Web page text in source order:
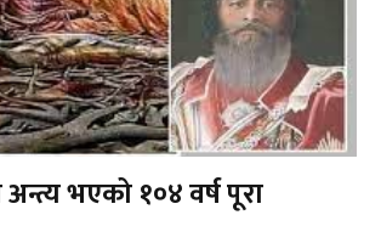
भएको १०४ वर्ष पूरा